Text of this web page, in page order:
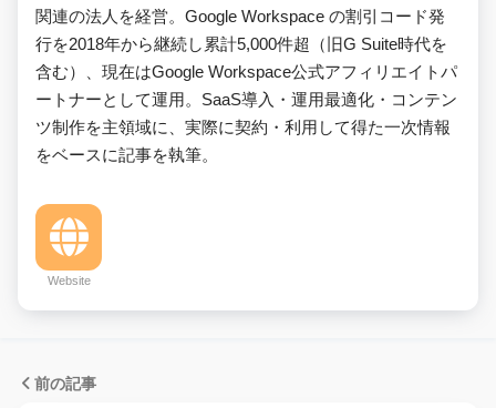
関連の法人を経営。Google Workspace の割引コード発
行を2018年から継続し累計5,000件超（旧G Suite時代を
含む）、現在はGoogle Workspace公式アフィリエイトパ
ートナーとして運用。SaaS導入・運用最適化・コンテン
ツ制作を主領域に、実際に契約・利用して得た一次情報
をベースに記事を執筆。
Website
前の記事